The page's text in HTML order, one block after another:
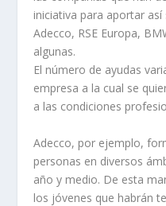
iniciativa para aportar
Adecco, RSE Europa,
algunas.
El número de ayudas
empresa a la cual se
a las condiciones
Adecco, por ejemplo,
personas en diversos
año y medio. De esta
los jóvenes que habrán